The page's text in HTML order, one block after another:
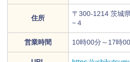
住所
〒300-1214 茨城
−４
営業時間 10時00分～17時